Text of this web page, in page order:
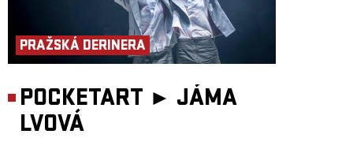
PRAŽSKÁ DERINERA
POCKETART ► JÁMA
LVOVÁ